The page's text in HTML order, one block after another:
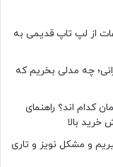
از لپ تاپ قدیمی به
چه مدلی بخریم که
زیر ۵ میلیون تومان کدام اند؟ راهنمای
خرید بالا
و مشکل نویز و تاری